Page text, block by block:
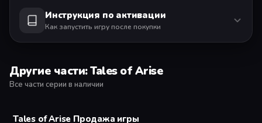
Инструкция по активации
Как запустить игру после покупки
Другие части: Tales of Arise
Все части серии в наличии
Tales of Arise Продажа игры